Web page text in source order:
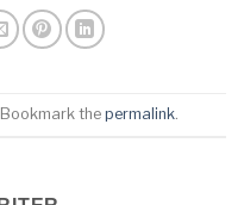
. Bookmark the permalink